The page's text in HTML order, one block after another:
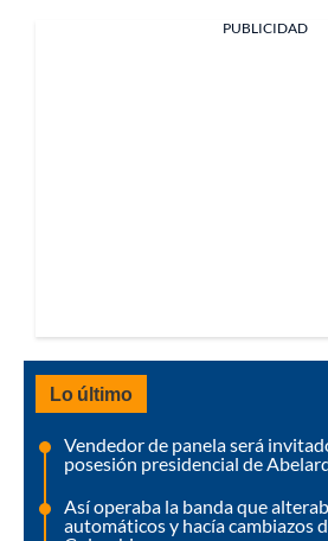
PUBLICIDAD
Lo último
Vendedor de panela será
posesión presidencial de
Así operaba la banda que
automáticos y hacía cambiazos